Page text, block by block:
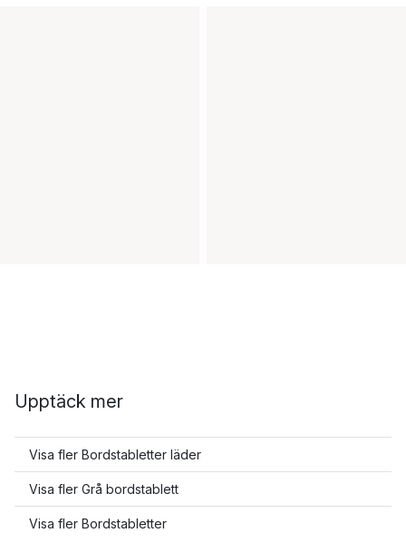
Upptäck mer
Visa fler Bordstabletter läder
Visa fler Grå bordstablett
Visa fler Bordstabletter